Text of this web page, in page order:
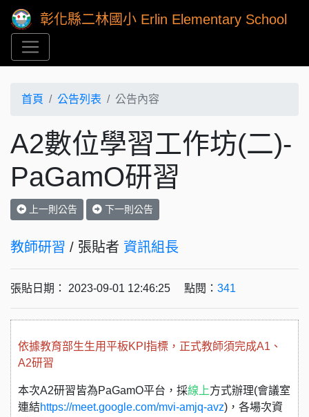
彰化縣二林國小 Erlin Elementary School
首頁 公告列表 公告內容
A2數位學習工作坊(二)-
PaGamO研習
上一則公告 下一則公告
教師研習 / 張貼者 資訊組長
張貼日期： 2023-09-01 12:46:25 點閱： 341
依據教育部生生用平板KPI指標，正式教師須完成A1、
A2研習
本次A2研習皆為PaGamO平台，採線上方式辦理(會議室
連結https://meet.google.com/mvi-amjq-avz)，各場次資